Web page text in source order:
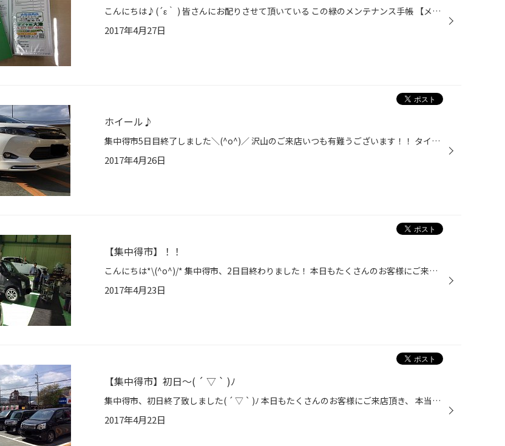
こんにちは♪(´ε｀ ) 皆さんにお配りさせて頂いている この緑のメンテナンス手帳 【メンテナンスグリーンパス】が… なんと白色になり 【メンテナンスセーフティーパス】に変わるんです！！！ このメンテナンス手帳は お客様一人一人の愛車のメンテナンス履歴を 記録した手帳になります☆ たとえば、お...
2017年4月27日
ホイール♪
集中得市5日目終了しました＼(^o^)／ 沢山のご来店いつも有難うございます！！ タイヤ館大津ではタイヤはもちろんですが ホイールの取り扱いもさせていただいております☆ 最近お取り付けさせて頂いた中より 一部紹介させて頂きます♪( ´θ｀)ノ まずTOYOTA ハリアーに RAYS ホムラ 2×5S 20インチ ダイ...
2017年4月26日
【集中得市】！！
こんにちは*\(^o^)/* 集中得市、2日目終わりました！ 本日もたくさんのお客様にご来店頂きました☆ ありがとうございます( ^ω^ ) いつも長時間お待たせしてしまい 大変申し訳ございません。 皆様、エアコンフィルターは交換していますか？ 特に今は花粉や黄砂、PM2.5の時期なので 普段よりかは汚れや...
2017年4月23日
【集中得市】初日〜( ´ ▽ ` )ﾉ
集中得市、初日終了致しました( ´ ▽ ` )ﾉ 本日もたくさんのお客様にご来店頂き、 本当に有難うございます！！ 待ち時間など、ご迷惑をお掛けして 大変申し訳ございませんでした。 折込チラシは皆様のお手元に届いているでしょうか〜？ お手頃タイヤからお車にあった専用タイヤまで たくさんのタイヤ...
2017年4月22日